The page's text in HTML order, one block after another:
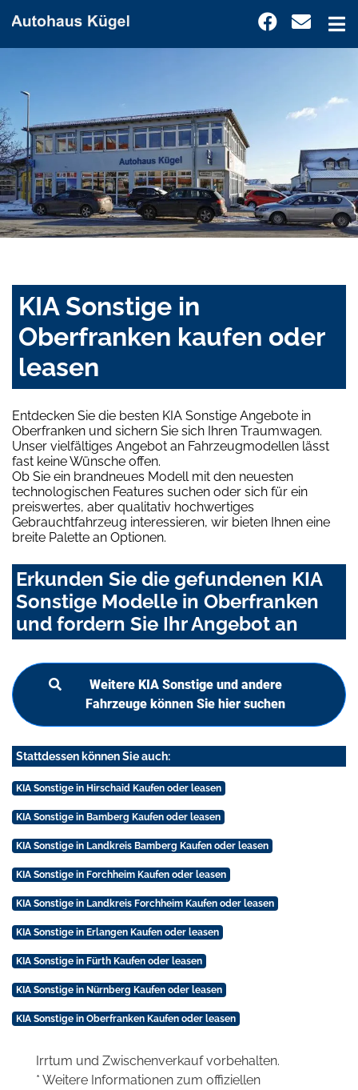
KIA Sonstige in
Oberfranken kaufen oder
leasen
Entdecken Sie die besten KIA Sonstige Angebote in
Oberfranken und sichern Sie sich Ihren Traumwagen.
Unser vielfältiges Angebot an Fahrzeugmodellen lässt
fast keine Wünsche offen.
Ob Sie ein brandneues Modell mit den neuesten
technologischen Features suchen oder sich für ein
preiswertes, aber qualitativ hochwertiges
Gebrauchtfahrzeug interessieren, wir bieten Ihnen eine
breite Palette an Optionen.
Erkunden Sie die gefundenen KIA
Sonstige Modelle in Oberfranken
und fordern Sie Ihr Angebot an
Weitere KIA Sonstige und andere
Fahrzeuge können Sie hier suchen
Stattdessen können Sie auch:
KIA Sonstige in Hirschaid Kaufen oder leasen
KIA Sonstige in Bamberg Kaufen oder leasen
KIA Sonstige in Landkreis Bamberg Kaufen oder leasen
KIA Sonstige in Forchheim Kaufen oder leasen
KIA Sonstige in Landkreis Forchheim Kaufen oder leasen
KIA Sonstige in Erlangen Kaufen oder leasen
KIA Sonstige in Fürth Kaufen oder leasen
KIA Sonstige in Nürnberg Kaufen oder leasen
KIA Sonstige in Oberfranken Kaufen oder leasen
Irrtum und Zwischenverkauf vorbehalten.
* Weitere Informationen zum offiziellen